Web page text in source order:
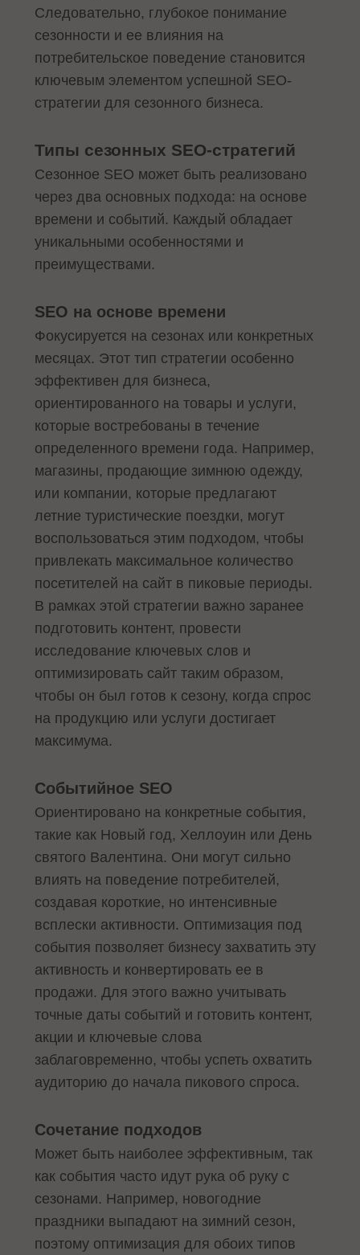
Следовательно, глубокое понимание
сезонности и ее влияния на
потребительское поведение становится
ключевым элементом успешной SEO-
стратегии для сезонного бизнеса.
Типы сезонных SEO-стратегий
Сезонное SEO может быть реализовано
через два основных подхода: на основе
времени и событий. Каждый обладает
уникальными особенностями и
преимуществами.
SEO на основе времени
Фокусируется на сезонах или конкретных
месяцах. Этот тип стратегии особенно
эффективен для бизнеса,
ориентированного на товары и услуги,
которые востребованы в течение
определенного времени года. Например,
магазины, продающие зимнюю одежду,
или компании, которые предлагают
летние туристические поездки, могут
воспользоваться этим подходом, чтобы
привлекать максимальное количество
посетителей на сайт в пиковые периоды.
В рамках этой стратегии важно заранее
подготовить контент, провести
исследование ключевых слов и
оптимизировать сайт таким образом,
чтобы он был готов к сезону, когда спрос
на продукцию или услуги достигает
максимума.
Событийное SEO
Ориентировано на конкретные события,
такие как Новый год, Хеллоуин или День
святого Валентина. Они могут сильно
влиять на поведение потребителей,
создавая короткие, но интенсивные
всплески активности. Оптимизация под
события позволяет бизнесу захватить эту
активность и конвертировать ее в
продажи. Для этого важно учитывать
точные даты событий и готовить контент,
акции и ключевые слова
заблаговременно, чтобы успеть охватить
аудиторию до начала пикового спроса.
Сочетание подходов
Может быть наиболее эффективным, так
как события часто идут рука об руку с
сезонами. Например, новогодние
праздники выпадают на зимний сезон,
поэтому оптимизация для обоих типов